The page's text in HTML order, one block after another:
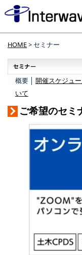
HOME> セミナー
概要 │ 開催スケジュ
いて
ご希望のセミ